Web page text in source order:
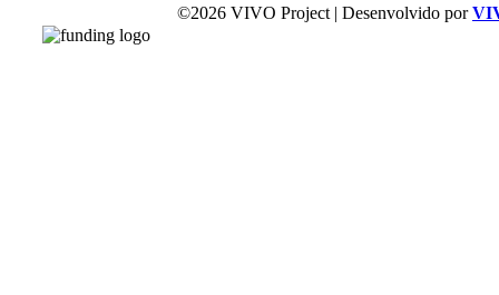
©2026 VIVO Project | Desenvolvido por